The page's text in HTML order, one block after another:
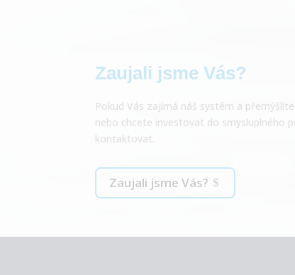
Zaujali jsme Vás?
Pokud Vás zajímá náš systém a
nebo chcete investovat do smysluplného
kontaktovat.
Zaujali jsme Vás?